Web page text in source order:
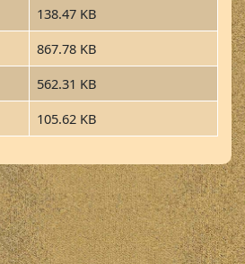
138.47 KB
867.78 KB
562.31 KB
105.62 KB